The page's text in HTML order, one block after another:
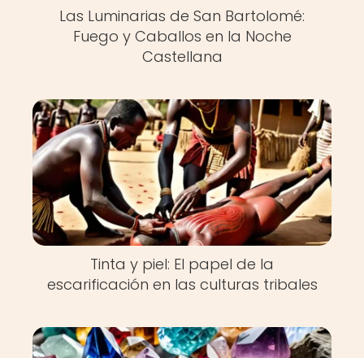
Las Luminarias de San Bartolomé:
Fuego y Caballos en la Noche
Castellana
Tinta y piel: El papel de la
escarificación en las culturas tribales